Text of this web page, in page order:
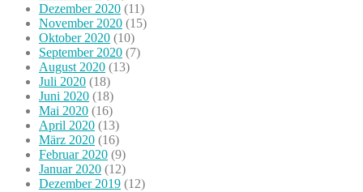
Dezember 2020 (11)
November 2020 (15)
Oktober 2020 (10)
September 2020 (7)
August 2020 (13)
Juli 2020 (18)
Juni 2020 (18)
Mai 2020 (16)
April 2020 (13)
März 2020 (16)
Februar 2020 (9)
Januar 2020 (12)
Dezember 2019 (12)